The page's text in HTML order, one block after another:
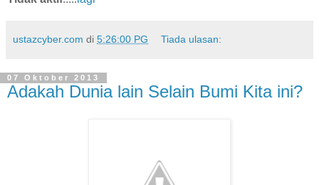
ustazcyber.com di 5:26:00 PG Tiada ulasan:
07 Oktober 2013
Adakah Dunia lain Selain Bumi Kita ini?